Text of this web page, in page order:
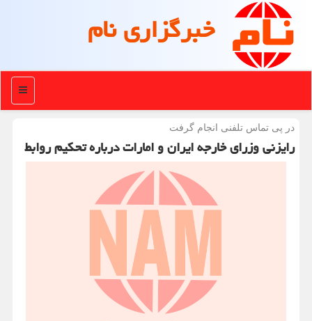
خبرگزاری نام
منو
در پی تماس تلفنی انجام گرفت
رایزنی وزرای خارجه ایران و امارات درباره تحکیم روابط